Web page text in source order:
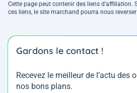
Cette page peut contenir des liens d’affiliation.
ces liens, le site marchand pourra nous
Gardons le contact !
Recevez le meilleur de l’actu des
nos bons plans.